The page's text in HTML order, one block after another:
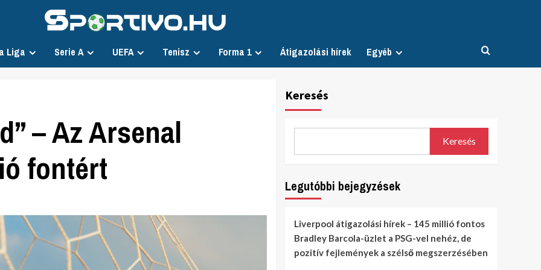
Liga Serie A UEFA Tenisz Forma 1 Átigazolási hírek Egyéb
– Az Arsenal
fontért
Keresés
Keresés
Legutóbbi bejegyzések
Liverpool átigazolási hírek – 145 millió fontos
Bradley Barcola-üzlet a PSG-vel nehéz, de
pozitív fejlemények a szélső megszerzésében